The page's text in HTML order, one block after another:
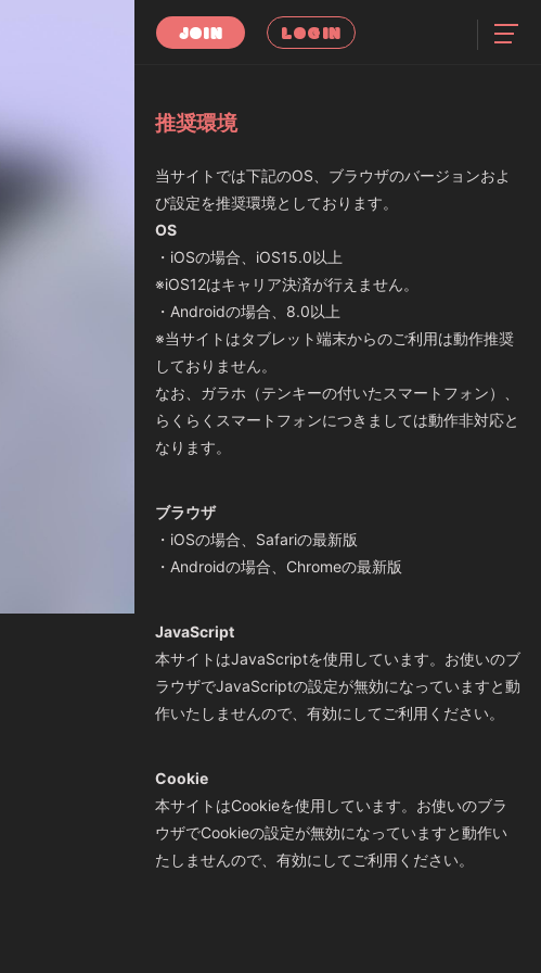
JOIN LOGIN
推奨環境
当サイトでは下記のOS、ブラウザのバージョンおよ
び設定を推奨環境としております。
OS
・iOSの場合、iOS15.0以上
※iOS12はキャリア決済が行えません。
・Androidの場合、8.0以上
※当サイトはタブレット端末からのご利用は動作推奨
しておりません。
なお、ガラホ（テンキーの付いたスマートフォン）、
らくらくスマートフォンにつきましては動作非対応と
なります。
ブラウザ
・iOSの場合、Safariの最新版
・Androidの場合、Chromeの最新版
JavaScript
本サイトはJavaScriptを使用しています。お使いのブ
ラウザでJavaScriptの設定が無効になっていますと動
作いたしませんので、有効にしてご利用ください。
Cookie
本サイトはCookieを使用しています。お使いのブラ
ウザでCookieの設定が無効になっていますと動作い
たしませんので、有効にしてご利用ください。